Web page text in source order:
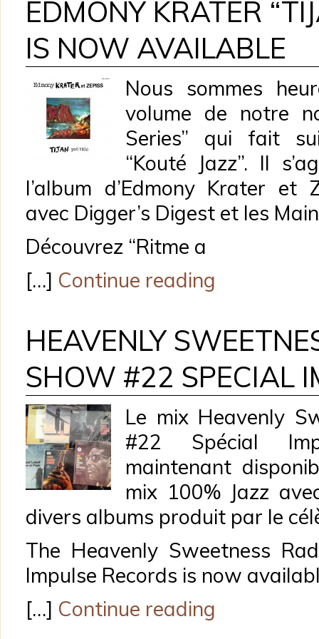
EDMONY KRATER
IS NOW AVAILABLE
Nous sommes
volume de notre
Series” qui fait
“Kouté Jazz”. Il
l’album d’Edmony Krater et
avec Digger’s Digest et les
Découvrez “Ritme a
[…] Continue reading
HEAVENLY
SHOW #22 SPECIAL
Le mix Heavenly
#22 Spécial
maintenant
mix 100% Jazz
divers albums produit par le
The Heavenly Sweetness
Impulse Records is now
[…] Continue reading